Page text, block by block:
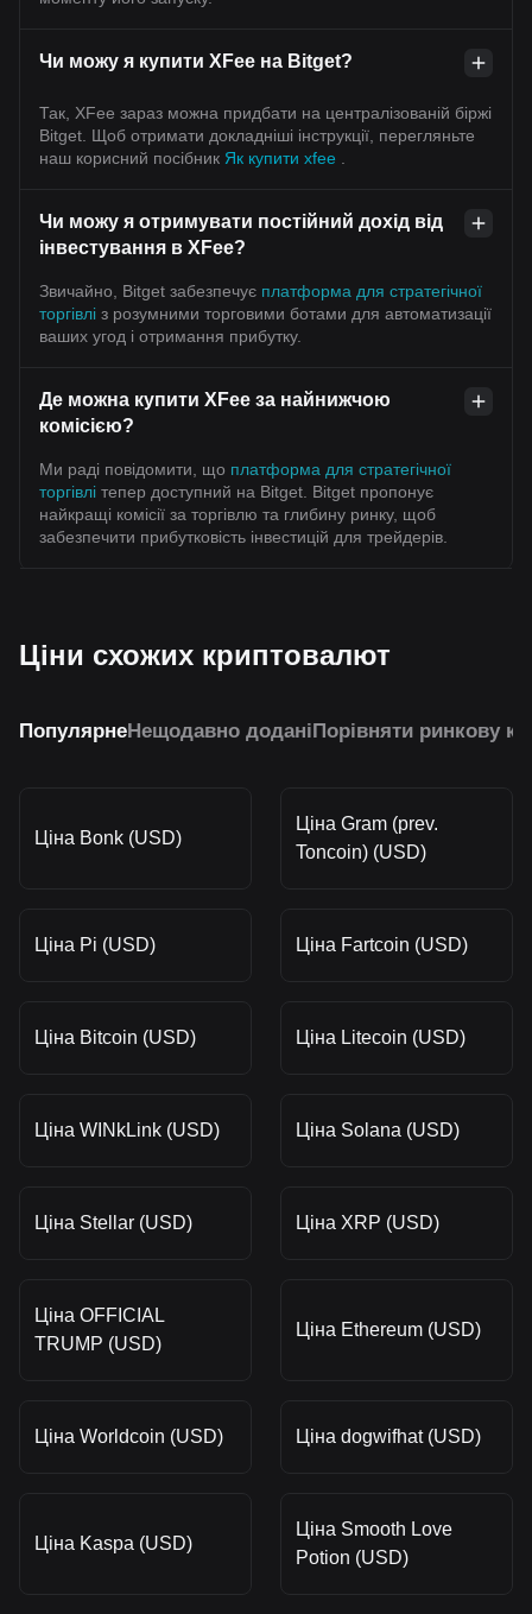
Чи можу я купити XFee на Bitget?
Так, XFee зараз можна придбати на централізованій біржі
Bitget. Щоб отримати докладніші інструкції, перегляньте
наш корисний посібник Як купити xfee
Чи можу я отримувати постійний дохід від
інвестування в XFee?
Звичайно, Bitget забезпечує платформа для стратегічної
торгівлі з розумними торговими ботами для автоматизації
ваших угод і отримання прибутку.
Де можна купити XFee за найнижчою
комісією?
Ми раді повідомити, що платформа для стратегічної
торгівлі тепер доступний на Bitget. Bitget пропонує
найкращі комісії за торгівлю та глибину ринку, щоб
забезпечити прибутковість інвестицій для трейдерів.
Ціни схожих криптовалют
ПопулярнеНещодавно доданіПорівняти ринкову
Ціна Bonk (USD)
Ціна Gram (prev.
Toncoin) (USD)
Ціна Pi (USD) Ціна Fartcoin (USD)
Ціна Bitcoin (USD) Ціна Litecoin (USD)
Ціна WINkLink (USD) Ціна Solana (USD)
Ціна Stellar (USD) Ціна XRP (USD)
Ціна OFFICIAL
TRUMP (USD)
Ціна Ethereum (USD)
Ціна Worldcoin (USD) Ціна dogwifhat (USD)
Ціна Kaspa (USD)
Ціна Smooth Love
Potion (USD)